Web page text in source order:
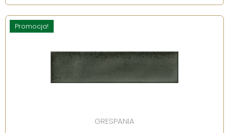
Promocja!
GRESPANIA